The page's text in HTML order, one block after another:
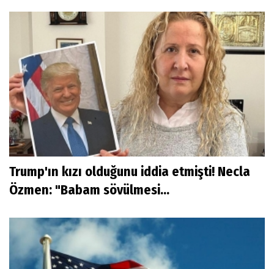
Trump'ın kızı olduğunu iddia etmişti! Necla
Özmen: "Babam sövülmesi...